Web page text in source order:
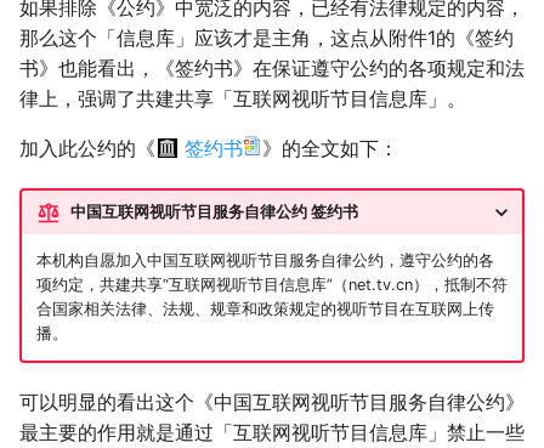
如果排除《公约》中宽泛的内容，已经有法律规定的内容，
那么这个「信息库」应该才是主角，这点从附件1的《签约
书》也能看出，《签约书》在保证遵守公约的各项规定和法
律上，强调了共建共享「互联网视听节目信息库」。
加入此公约的《 签约书 》的全文如下：
中国互联网视听节目服务自律公约 签约书
本机构自愿加入中国互联网视听节目服务自律公约，遵守公约的各
项约定，共建共享“互联网视听节目信息库”（net.tv.cn），抵制不符
合国家相关法律、法规、规章和政策规定的视听节目在互联网上传
播。
可以明显的看出这个《中国互联网视听节目服务自律公约》
最主要的作用就是通过「互联网视听节目信息库」禁止一些